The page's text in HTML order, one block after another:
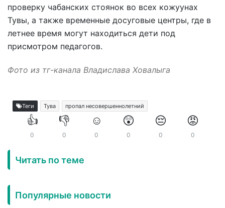
проверку чабанских стоянок во всех кожуунах
Тувы, а также временные досуговые центры, где в
летнее время могут находиться дети под
присмотром педагогов.
Фото из тг-канала Владислава Ховалыга
Теги Тува пропал несовершеннолетний
👍
0
👎
0
☺️
0
😲
0
😔
0
😡
0
Читать по теме
Популярные новости